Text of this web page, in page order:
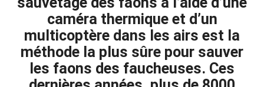
caméra thermique et d’un
multicoptère dans les airs est la
méthode la plus sûre pour sauver
les faons des faucheuses. Ces